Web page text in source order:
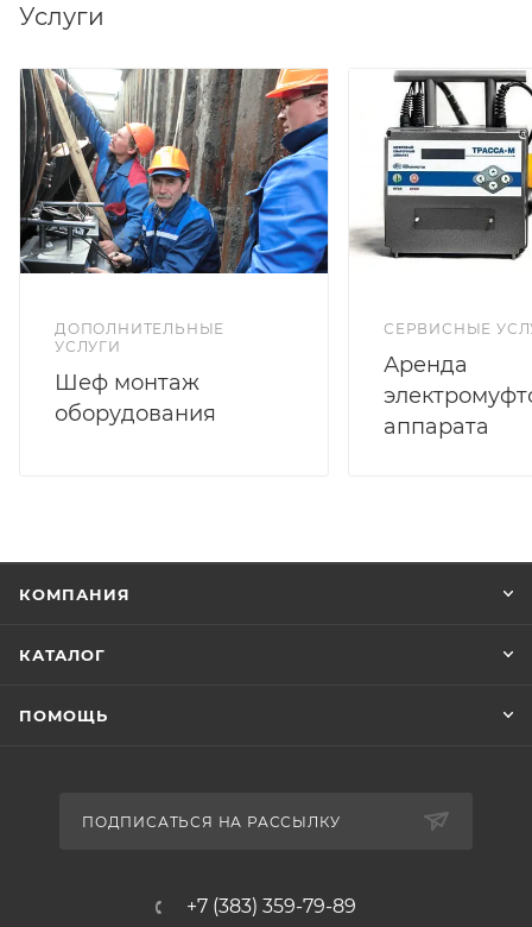
Услуги
ДОПОЛНИТЕЛЬНЫЕ
УСЛУГИ
Шеф монтаж
оборудования
СЕРВИСНЫЕ
Аренда
аппарата
КОМПАНИЯ
КАТАЛОГ
ПОМОЩЬ
ПОДПИСАТЬСЯ НА РАССЫЛКУ
+7 (383) 359-79-89